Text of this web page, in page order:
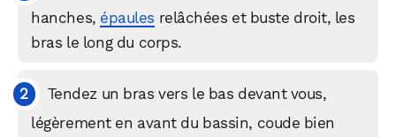
hanches, épaules relâchées et buste droit, les
bras le long du corps.​
Tendez un bras vers le bas devant vous,
légèrement en avant du bassin, coude bien